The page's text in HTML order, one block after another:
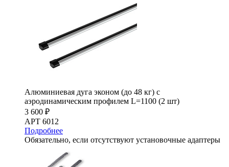
Алюминиевая дуга эконом (до 48 кг) с
аэродинамическим профилем L=1100 (2 шт)
3 600 ₽
АРТ 6012
Подробнее
Обязательно, если отсутствуют установочные адаптеры